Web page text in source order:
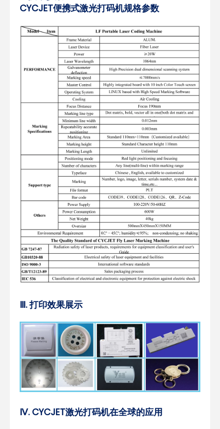
CYCJET便携式激光打码机规格参数
Ⅲ. 打印效果展示
Ⅳ. CYCJET激光打码机在全球的应用